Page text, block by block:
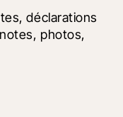
déclarations
photos,